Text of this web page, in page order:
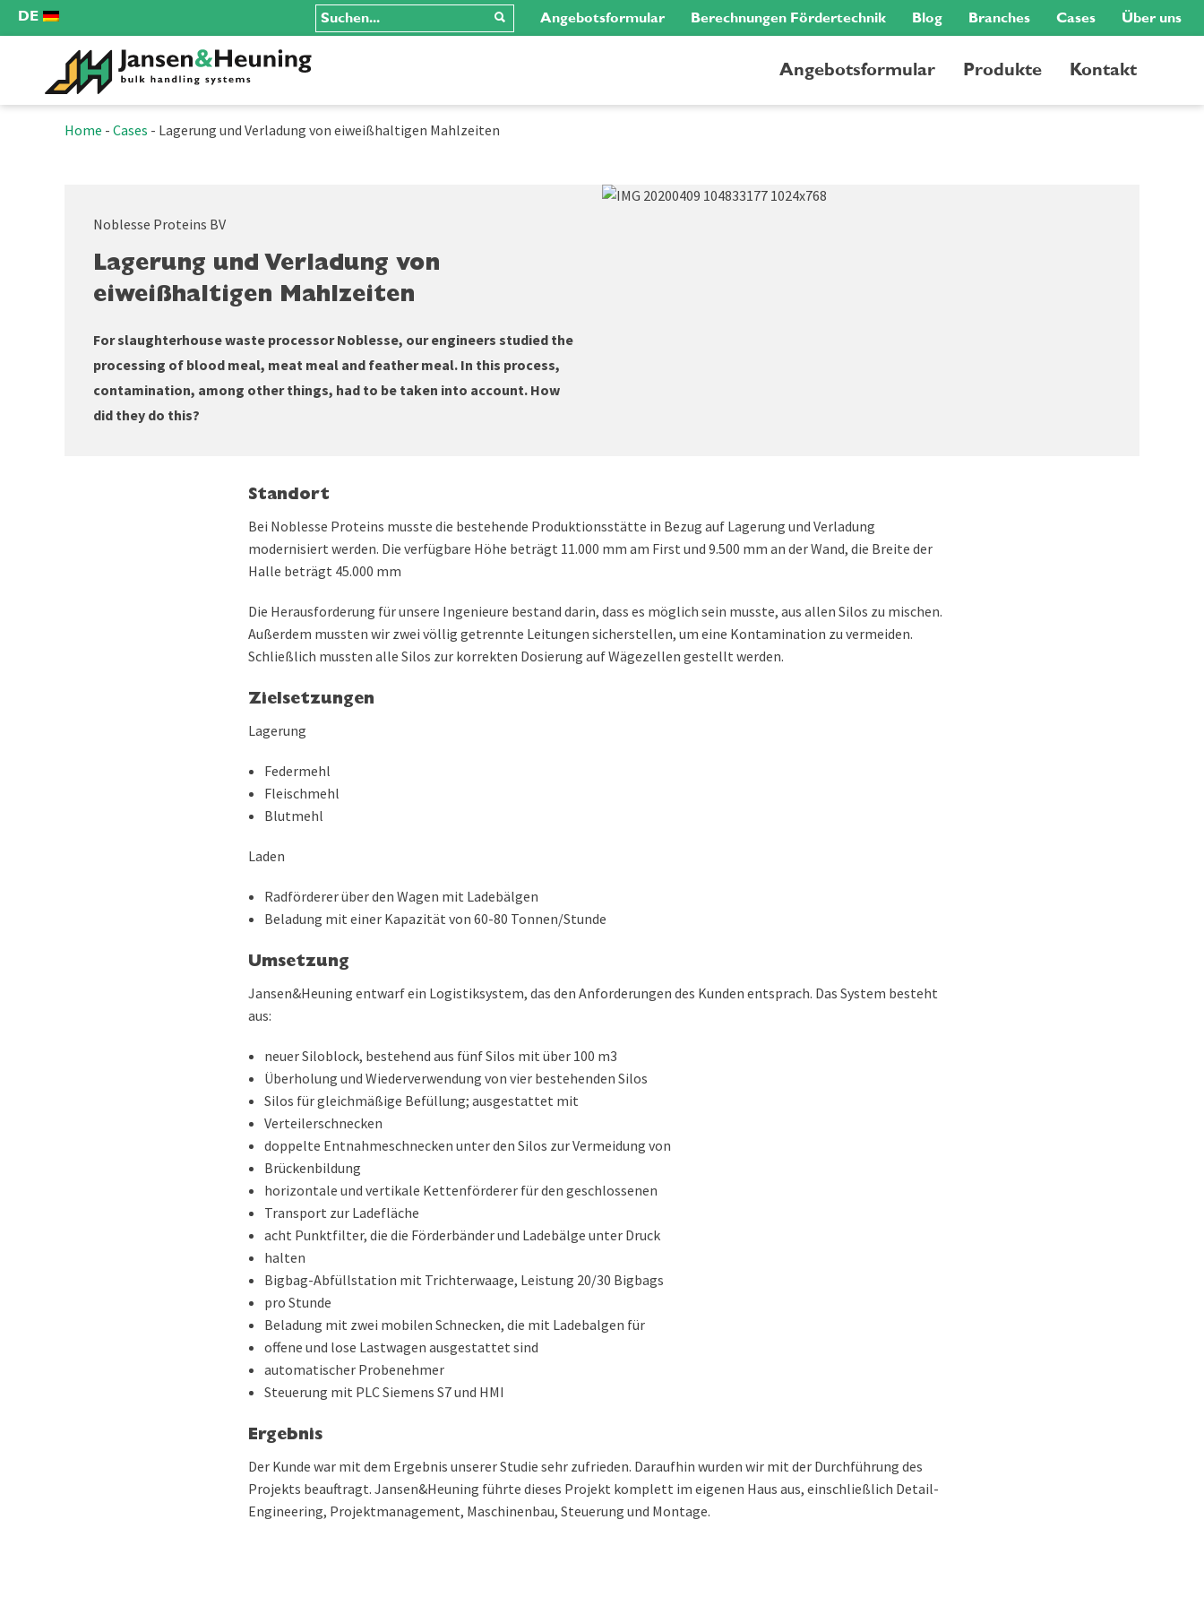
DE Angebotsformular Berechnungen Fördertechnik Blog Branches Cases Über uns
Angebotsformular Produkte Kontakt
Home - Cases - Lagerung und Verladung von eiweißhaltigen Mahlzeiten
Noblesse Proteins BV
Lagerung und Verladung von
eiweißhaltigen Mahlzeiten
For slaughterhouse waste processor Noblesse, our engineers studied the
processing of blood meal, meat meal and feather meal. In this process,
contamination, among other things, had to be taken into account. How
did they do this?
Standort
Bei Noblesse Proteins musste die bestehende Produktionsstätte in Bezug auf Lagerung und Verladung
modernisiert werden. Die verfügbare Höhe beträgt 11.000 mm am First und 9.500 mm an der Wand, die Breite der
Halle beträgt 45.000 mm
Die Herausforderung für unsere Ingenieure bestand darin, dass es möglich sein musste, aus allen Silos zu mischen.
Außerdem mussten wir zwei völlig getrennte Leitungen sicherstellen, um eine Kontamination zu vermeiden.
Schließlich mussten alle Silos zur korrekten Dosierung auf Wägezellen gestellt werden.
Zielsetzungen
Lagerung
Federmehl
Fleischmehl
Blutmehl
Laden
Radförderer über den Wagen mit Ladebälgen
Beladung mit einer Kapazität von 60-80 Tonnen/Stunde
Umsetzung
Jansen&Heuning entwarf ein Logistiksystem, das den Anforderungen des Kunden entsprach. Das System besteht
aus:
neuer Siloblock, bestehend aus fünf Silos mit über 100 m3
Überholung und Wiederverwendung von vier bestehenden Silos
Silos für gleichmäßige Befüllung; ausgestattet mit
Verteilerschnecken
doppelte Entnahmeschnecken unter den Silos zur Vermeidung von
Brückenbildung
horizontale und vertikale Kettenförderer für den geschlossenen
Transport zur Ladefläche
acht Punktfilter, die die Förderbänder und Ladebälge unter Druck
halten
Bigbag-Abfüllstation mit Trichterwaage, Leistung 20/30 Bigbags
pro Stunde
Beladung mit zwei mobilen Schnecken, die mit Ladebalgen für
offene und lose Lastwagen ausgestattet sind
automatischer Probenehmer
Steuerung mit PLC Siemens S7 und HMI
Ergebnis
Der Kunde war mit dem Ergebnis unserer Studie sehr zufrieden. Daraufhin wurden wir mit der Durchführung des
Projekts beauftragt. Jansen&Heuning führte dieses Projekt komplett im eigenen Haus aus, einschließlich Detail-
Engineering, Projektmanagement, Maschinenbau, Steuerung und Montage.